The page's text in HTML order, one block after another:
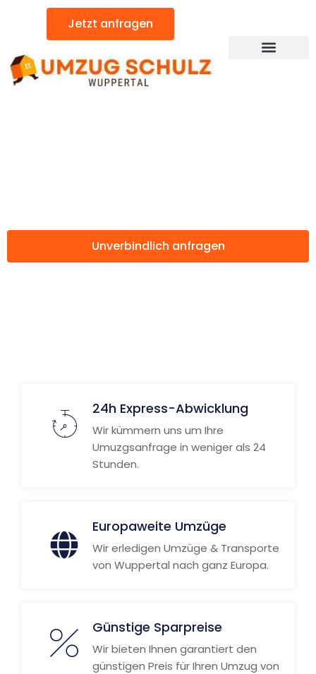
Jetzt anfragen
Unverbindlich anfragen
24h Express-Abwicklung
Wir kümmern uns um Ihre
Umuzgsanfrage in weniger als 24
Stunden.
Europaweite Umzüge
Wir erledigen Umzüge & Transporte
von Wuppertal nach ganz Europa.
Günstige Sparpreise
Wir bieten Ihnen garantiert den
günstigen Preis für Ihren Umzug von